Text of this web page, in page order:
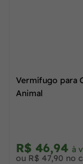
Vermífugo para
Animal
R$ 46,94 à
ou R$ 47,90 no